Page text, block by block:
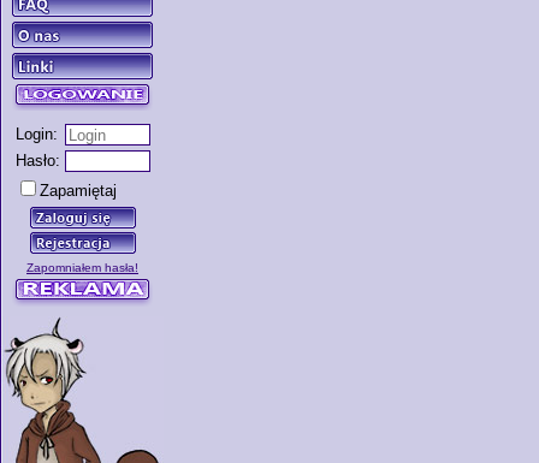
Login:
Hasło:
Zapamiętaj
Zapomniałem hasła!